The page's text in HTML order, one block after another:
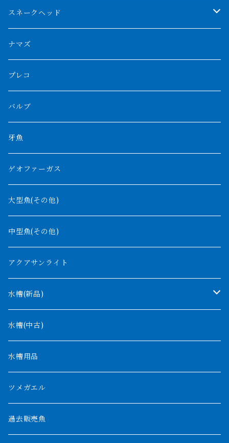
ブルーベースクロスバック
チョッパーレッド
ブルレッド
その他アジアアロワナ
特殊個体
紅龍
バンジャール
シルバーアロワナ
ブラックアロワナ
ノーザンバラムンディ
その他アロワナ
ニューギニアダトニオ
ギニア
ナイジェリア
ナイルビチャー
ナポレオンビチャー
バロ川
ビキールビキール
トゥルカナ湖
オモ川
タンガニーカビチャー
アンソルギー
コウロントン
ラプラディ
ギニア
ナイジェリア
コンギクス
オルナティピンニス
コンゴ
タンガニーカ
ウィークシー
モケレンベンベ
デルヘッジ
ザイールグリーン
パルマス
ポーリー
セネガルス
その他淡水エイ
スネークヘッド
チャンナバルカ
大型スネークヘッド
中型スネークヘッド
小型スネークヘッド
ナマズ
プレコ
バルブ
牙魚
ゲオファーガス
大型魚(その他)
中型魚(その他)
アクアサンライト
水槽(新品)
1200mm以下
1500mm
1800mm
2000mm以上
水槽(中古)
水槽用品
ツメガエル
過去販売魚